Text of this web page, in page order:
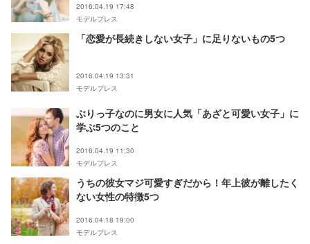
2016.04.19 17:48
モデルプレス
「恋愛が長続きしない女子」に足りないもの5つ
2016.04.19 13:31
モデルプレス
ぶりっ子なのに男女に人気「あざと可愛い女子」に
学ぶ5つのこと
2016.04.19 11:30
モデルプレス
うちの彼女マジ可愛すぎだから！年上彼が離したく
ない女性の特徴5つ
2016.04.18 19:00
モデルプレス